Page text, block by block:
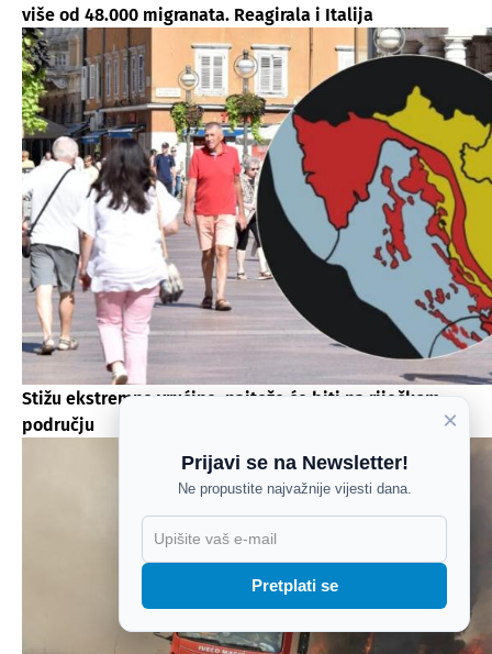
više od 48.000 migranata. Reagirala i Italija
Stižu ekstremne vrućine, najteže će biti na riječkom
području
×
Prijavi se na Newsletter!
Ne propustite najvažnije vijesti dana.
Pretplati se